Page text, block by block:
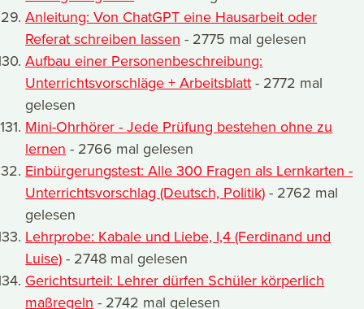
Anleitung: Von ChatGPT eine Hausarbeit oder
Referat schreiben lassen - 2775 mal gelesen
Aufbau einer Personenbeschreibung:
Unterrichtsvorschläge + Arbeitsblatt - 2772 mal
gelesen
Mini-Ohrhörer - Jede Prüfung bestehen ohne zu
lernen - 2766 mal gelesen
Einbürgerungstest: Alle 300 Fragen als Lernkarten -
Unterrichtsvorschlag (Deutsch, Politik) - 2762 mal
gelesen
Lehrprobe: Kabale und Liebe, I,4 (Ferdinand und
Luise) - 2748 mal gelesen
Gerichtsurteil: Lehrer dürfen Schüler körperlich
maßregeln - 2742 mal gelesen